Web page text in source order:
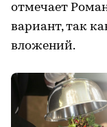
отмечает
вариант, так
вложений.